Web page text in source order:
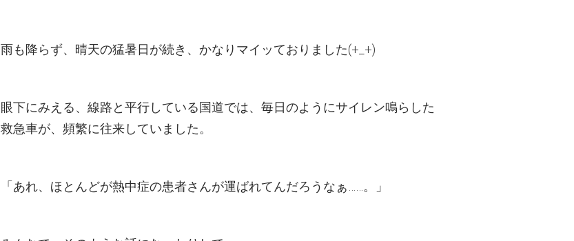
雨も降らず、晴天の猛暑日が続き、かなりマイッておりました(+_+)
眼下にみえる、線路と平行している国道では、毎日のようにサイレン鳴らした
救急車が、頻繁に往来していました。
「あれ、ほとんどが熱中症の患者さんが運ばれてんだろうなぁ……。」